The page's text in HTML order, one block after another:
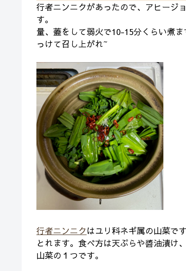
行者ニンニクがあったので、アヒージ
す。 作り方は、行者ニ
量、蓋をして弱火で10-15分くらい煮
っけて召し上がれ~
行者ニンニクはユリ科ネギ属の山菜で
とれます。食べ方は天ぷらや醬油漬け
山菜の１つです。